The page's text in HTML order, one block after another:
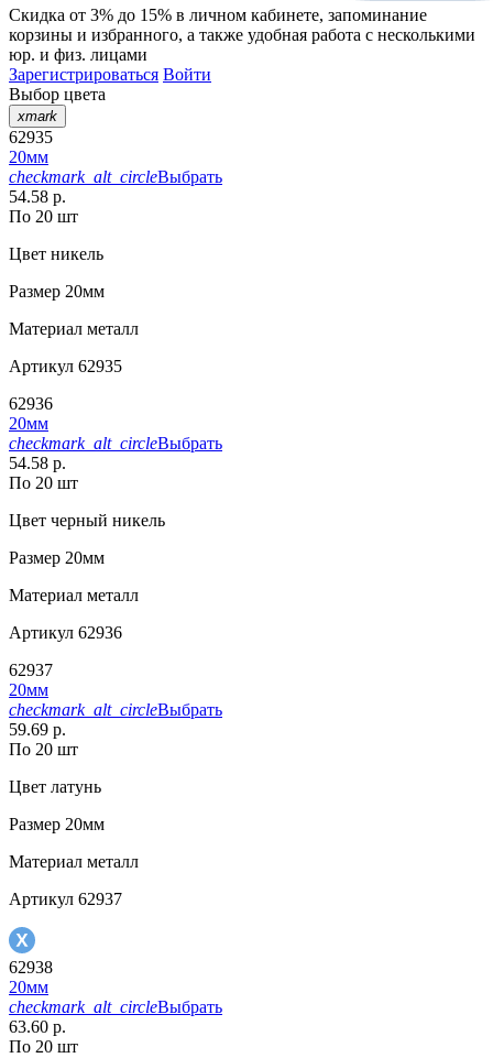
Скидка от 3% до 15% в личном кабинете, запоминание
корзины и избранного, а также удобная работа с несколькими
юр. и физ. лицами
Зарегистрироваться Войти
Выбор цвета
xmark
62935
20мм
checkmark_alt_circleВыбрать
54.58 р.
По 20 шт
Цвет никель
Размер 20мм
Материал металл
Артикул 62935
62936
20мм
checkmark_alt_circleВыбрать
54.58 р.
По 20 шт
Цвет черный никель
Размер 20мм
Материал металл
Артикул 62936
62937
20мм
checkmark_alt_circleВыбрать
59.69 р.
По 20 шт
Цвет латунь
Размер 20мм
Материал металл
Артикул 62937
62938
20мм
checkmark_alt_circleВыбрать
63.60 р.
По 20 шт